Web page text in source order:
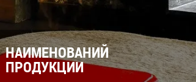
НАИМЕНОВАНИЙ
ПРОДУКЦИИ